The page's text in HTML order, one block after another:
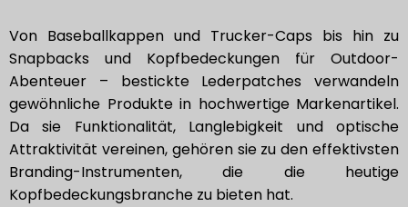
Von Baseballkappen und Trucker-Caps bis hin zu
Snapbacks und Kopfbedeckungen für Outdoor-
Abenteuer – bestickte Lederpatches verwandeln
gewöhnliche Produkte in hochwertige Markenartikel.
Da sie Funktionalität, Langlebigkeit und optische
Attraktivität vereinen, gehören sie zu den effektivsten
Branding-Instrumenten, die die heutige
Kopfbedeckungsbranche zu bieten hat.